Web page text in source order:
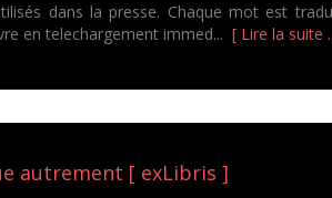
dans la presse. Chaque mot est
en telechargement immed... [ Lire la suite
autrement [ exLibris ]